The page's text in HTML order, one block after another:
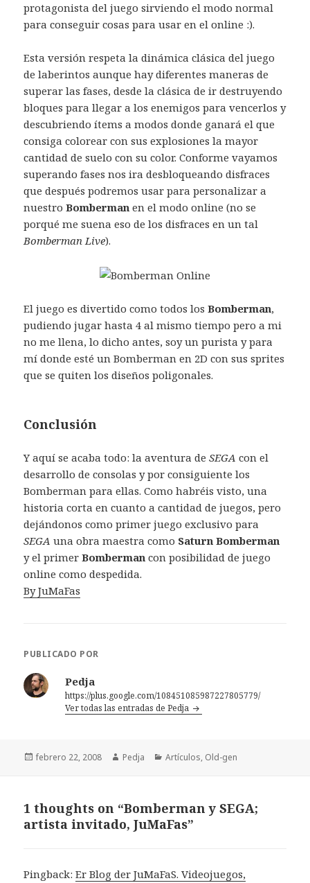
protagonista del juego sirviendo el modo normal
para conseguir cosas para usar en el online :).
Esta versión respeta la dinámica clásica del juego
de laberintos aunque hay diferentes maneras de
superar las fases, desde la clásica de ir destruyendo
bloques para llegar a los enemigos para vencerlos y
descubriendo ítems a modos donde ganará el que
consiga colorear con sus explosiones la mayor
cantidad de suelo con su color. Conforme vayamos
superando fases nos ira desbloqueando disfraces
que después podremos usar para personalizar a
nuestroBomberman en el modo online (no se
porqué me suena eso de los disfraces en un tal
Bomberman Live).
El juego es divertido como todos losBomberman,
pudiendo jugar hasta 4 al mismo tiempo pero a mi
no me llena, lo dicho antes, soy un purista y para
mí donde esté un Bomberman en 2D con sus sprites
que se quiten los diseños poligonales.
Conclusión
Y aquí se acaba todo: la aventura deSEGA con el
desarrollo de consolas y por consiguiente los
Bomberman para ellas. Como habréis visto, una
historia corta en cuanto a cantidad de juegos, pero
dejándonos como primer juego exclusivo para
SEGA una obra maestra como Saturn Bomberman
y el primerBomberman con posibilidad de juego
online como despedida.
By JuMaFas
PUBLICADO POR
Pedja
https://plus.google.com/108451085987227805779/
Ver todas las entradas de Pedja
Publicado
febrero 22, 2008 Autor
Pedja Categorías
Artículos, Old-gen
1 thoughts on “Bomberman y SEGA;
artista invitado, JuMaFas”
Pingback:Er Blog der JuMaFaS. Videojuegos,